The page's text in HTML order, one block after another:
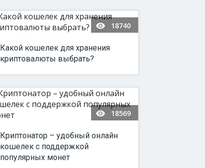
18740
Какой кошелек для хранения
криптовалюты выбрать?
18569
Криптонатор – удобный онлайн
кошелек с поддержкой
популярных монет